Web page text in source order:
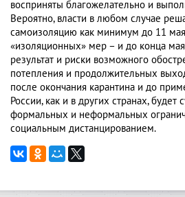
восприняты благожелательно и
Вероятно, власти в любом случае
самоизоляцию как минимум до 11
«изоляционных» мер – и до конца
результат и риски возможного
потепления и продолжительных
после окончания карантина и до
России, как и в других странах, будет
формальных и неформальных
социальным дистанцированием.